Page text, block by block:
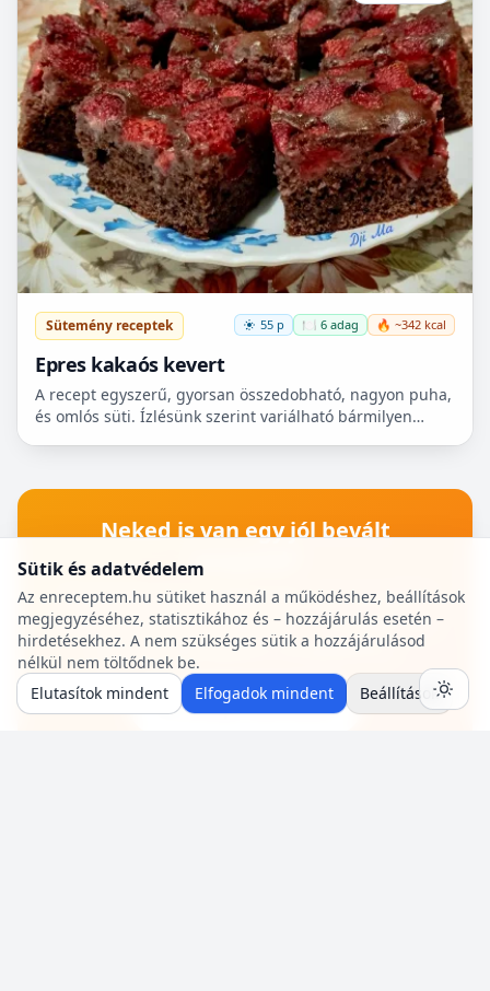
Sütemény receptek 55 p 🍽️ 6 adag 🔥 ~342 kcal
Epres kakaós kevert
A recept egyszerű, gyorsan összedobható, nagyon puha,
és omlós süti. Ízlésünk szerint variálható bármilyen
Neked is van egy jól bevált
recepted?
Oszd meg a közösséggel! Pár perc az egész:
hozzávalók, lépések, egy fotó — mi pedig saját
szerzői oldalt adunk a receptjeidhez.
🍳 Recept beküldése
Sütik és adatvédelem
Az enreceptem.hu sütiket használ a működéshez, beállítások
megjegyzéséhez, statisztikához és – hozzájárulás esetén –
hirdetésekhez. A nem szükséges sütik a hozzájárulásod
nélkül nem töltődnek be.
Elutasítok mindent
Elfogadok mindent Beállítások